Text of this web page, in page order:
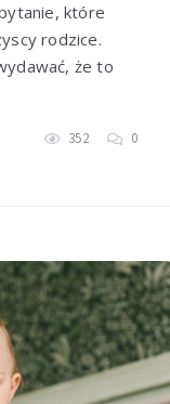
które
rodzice.
że to
352 0